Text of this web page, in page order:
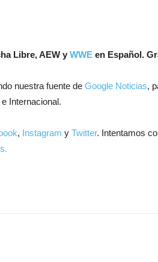
Libre, AEW y WWE en Español.
nuestra fuente de Google Noticias,
Internacional.
, Instagram y Twitter. Intentamos